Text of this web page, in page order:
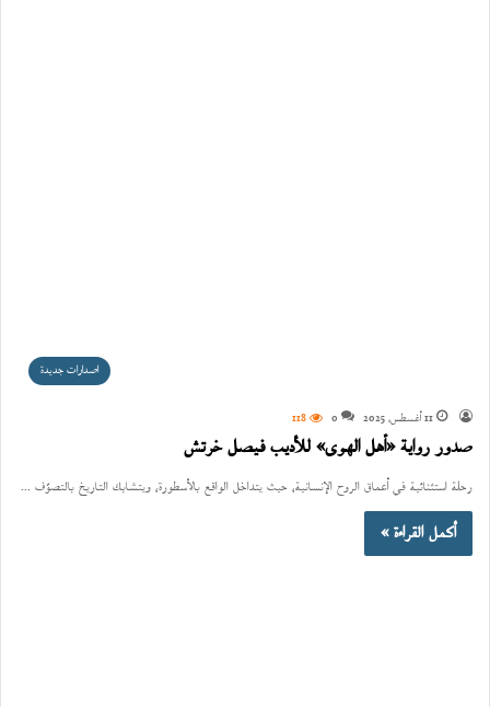
اصدارات جديدة
11 أغسطس، 2025 0
118
صدور رواية «أهل الهوى» للأديب فيصل خرتش
رحلة استثنائية في أعماق الروح الإنسانية، حيث يتداخل الواقع بالأسطورة، ويتشابك التاريخ بالتصوّف ...
أكمل القراءة »